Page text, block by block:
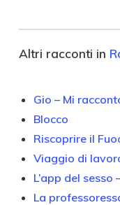
Altri racconti in
Gio – Mi
Blocco
Riscoprire il
Viaggio di
L’app del sesso
La